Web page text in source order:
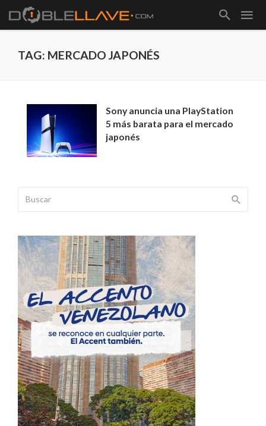
TAG: MERCADO JAPONÉS
Sony anuncia una PlayStation
5 más barata para el mercado
japonés